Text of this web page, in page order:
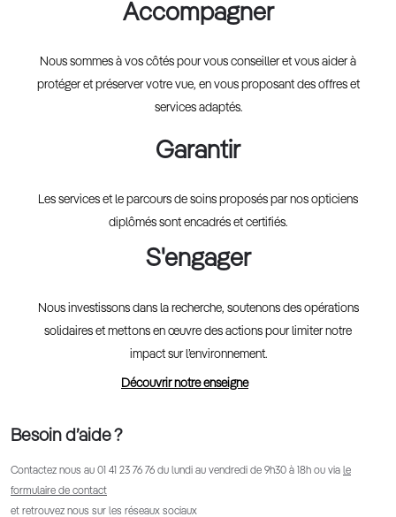
Accompagner
Nous sommes à vos côtés pour vous conseiller et vous aider à
protéger et préserver votre vue, en vous proposant des offres et
services adaptés.
Garantir
Les services et le parcours de soins proposés par nos opticiens
diplômés sont encadrés et certifiés.
S'engager
Nous investissons dans la recherche, soutenons des opérations
solidaires et mettons en œuvre des actions pour limiter notre
impact sur l’environnement.
Découvrir notre enseigne
Besoin d’aide ?
Contactez nous au 01 41 23 76 76 du lundi au vendredi de 9h30 à 18h ou via le
formulaire de contact
et retrouvez nous sur les réseaux sociaux